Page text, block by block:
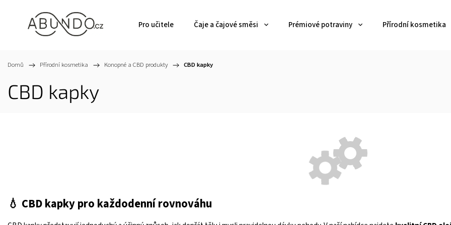
Pro učitele Čaje a čajové směsi Prémiové potraviny Přírodní kosmetika
Domů / Přírodní kosmetika / Konopné a CBD produkty / CBD kapky
CBD kapky
💧 CBD kapky pro každodenní rovnováhu